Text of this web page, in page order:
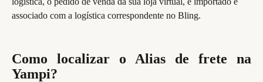
associado com a logística correspondente no Bling.
Como localizar o Alias de frete na
Yampi?